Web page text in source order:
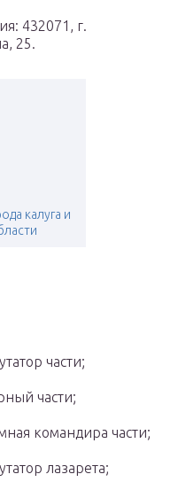
432071, г.
25.
калуга и
части;
части;
командира части;
лазарета;